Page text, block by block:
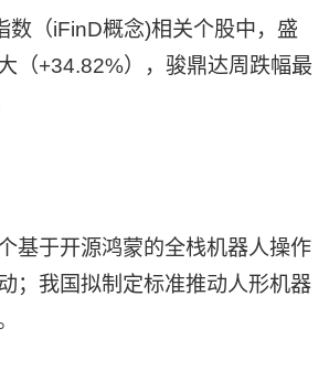
数（iFinD概念)相关个股中，盛
（+34.82%），骏鼎达周跌幅最
基于开源鸿蒙的全栈机器人操作
；我国拟制定标准推动人形机器